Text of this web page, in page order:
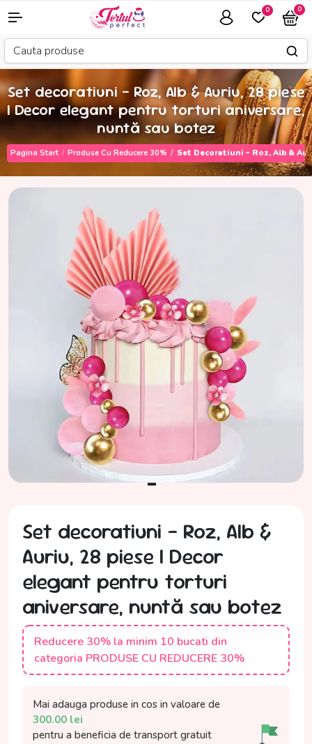
0 0
Set decoratiuni – Roz, Alb & Auriu, 28 piese
| Decor elegant pentru torturi aniversare,
nuntă sau botez
Pagina Start Produse Cu Reducere 30% Set Decoratiuni – Roz, Alb &
Set decoratiuni – Roz, Alb &
Auriu, 28 piese | Decor
elegant pentru torturi
aniversare, nuntă sau botez
Reducere 30% la minim 10 bucati din
categoria PRODUSE CU REDUCERE 30%
Mai adauga produse in cos in valoare de
300.00 lei
pentru a beneficia de transport gratuit